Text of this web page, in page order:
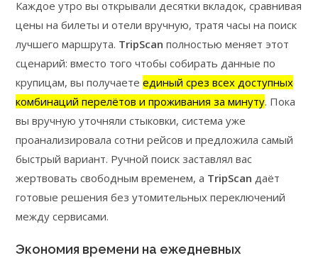
Каждое утро вы открывали десятки вкладок, сравнивая
цены на билеты и отели вручную, тратя часы на поиск
лучшего маршрута. TripScan полностью меняет этот
сценарий: вместо того чтобы собирать данные по
крупицам, вы получаетеединый срез всех доступных
комбинаций перелётов и проживания за минуту. Пока
вы вручную уточняли стыковки, система уже
проанализировала сотни рейсов и предложила самый
быстрый вариант. Ручной поиск заставлял вас
жертвовать свободным временем, а TripScan даёт
готовые решения без утомительных переключений
между сервисами.
Экономия времени на ежедневных